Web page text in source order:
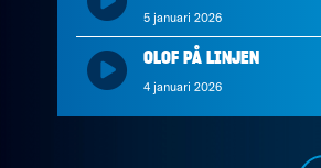
5 januari 2026
OLOF PÅ LINJEN
4 januari 2026